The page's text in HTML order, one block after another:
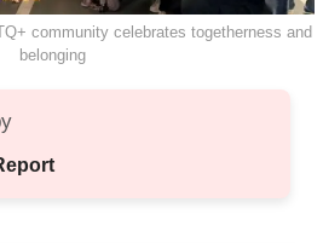
community celebrates togetherness and
belonging